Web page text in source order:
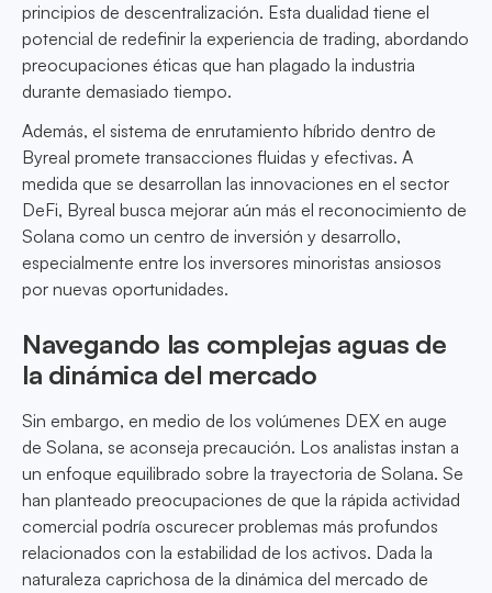
principios de descentralización. Esta dualidad tiene el
potencial de redefinir la experiencia de trading, abordando
preocupaciones éticas que han plagado la industria
durante demasiado tiempo.
Además, el sistema de enrutamiento híbrido dentro de
Byreal promete transacciones fluidas y efectivas. A
medida que se desarrollan las innovaciones en el sector
DeFi, Byreal busca mejorar aún más el reconocimiento de
Solana como un centro de inversión y desarrollo,
especialmente entre los inversores minoristas ansiosos
por nuevas oportunidades.
Navegando las complejas aguas de
la dinámica del mercado
Sin embargo, en medio de los volúmenes DEX en auge
de Solana, se aconseja precaución. Los analistas instan a
un enfoque equilibrado sobre la trayectoria de Solana. Se
han planteado preocupaciones de que la rápida actividad
comercial podría oscurecer problemas más profundos
relacionados con la estabilidad de los activos. Dada la
naturaleza caprichosa de la dinámica del mercado de